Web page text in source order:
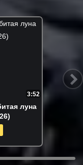
3:52
луна